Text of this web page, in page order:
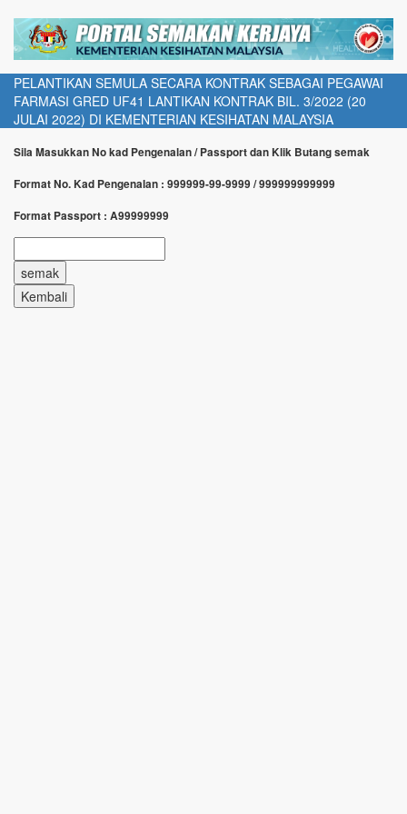
PELANTIKAN SEMULA SECARA KONTRAK SEBAGAI PEGAWAI
FARMASI GRED UF41 LANTIKAN KONTRAK BIL. 3/2022 (20
JULAI 2022) DI KEMENTERIAN KESIHATAN MALAYSIA
Sila Masukkan No kad Pengenalan / Passport dan Klik Butang semak
Format No. Kad Pengenalan : 999999-99-9999 / 999999999999
Format Passport : A99999999